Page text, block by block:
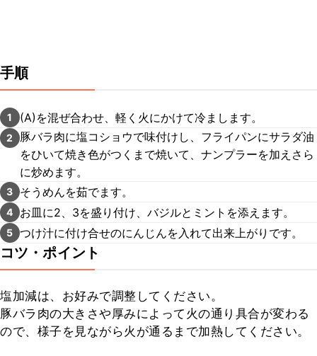
手順
1 (A)を混ぜ合わせ、軽く火にかけて冷まします。
2
豚バラ肉に塩コショウで味付けし、フライパンにサラダ油
をひいて焼き色がつくまで焼いて、ナンプラーを加えさら
に炒めます。
3 そうめんを茹でます。
4 お皿に2、3を盛り付け、バジルとミントを添えます。
5 つけ汁に付け合せのにんじんを入れて出来上がりです。
コツ・ポイント
塩加減は、お好みで調整してください。
豚バラ肉の大きさや厚みによって火の通り具合が変わる
ので、様子を見ながら火が通るまで加熱してください。